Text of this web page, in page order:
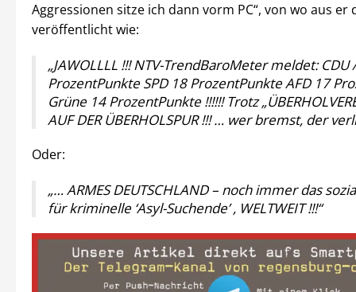
Aggressionen sitze ich dann vorm PC“, von wo aus er
veröffentlicht wie:
„JAWOLLLL !!! NTV-TrendBaroMeter meldet: CDU
ProzentPunkte SPD 18 ProzentPunkte AFD 17
Grüne 14 ProzentPunkte !!!!!! Trotz
AUF DER ÜBERHOLSPUR !!! … wer bremst, der
Oder:
„… ARMES DEUTSCHLAND – noch immer das
für kriminelle ‘Asyl-Suchende’ , WELTWEIT !!!“